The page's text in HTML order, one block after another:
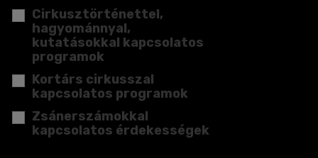
Cirkusztörténettel,
hagyománnyal,
kutatásokkal kapcsolatos
programok
Kortárs cirkusszal
kapcsolatos programok
Zsánerszámokkal
kapcsolatos érdekességek